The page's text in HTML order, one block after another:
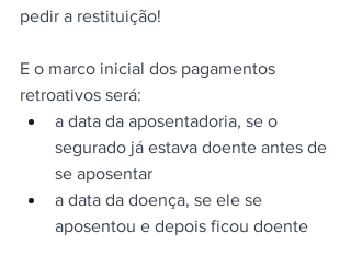
pedir a restituição!
E o marco inicial dos pagamentos
retroativos será:
a data da aposentadoria, se o
segurado já estava doente antes de
se aposentar
a data da doença, se ele se
aposentou e depois ficou doente